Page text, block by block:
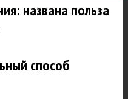
названа польза
способ